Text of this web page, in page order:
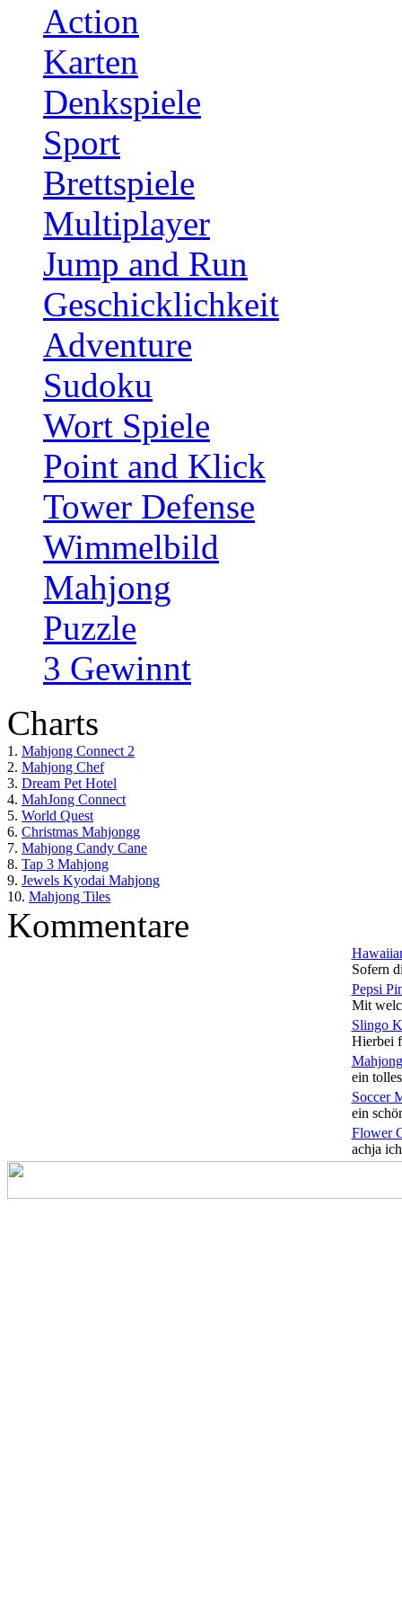
Action
Karten
Denkspiele
Sport
Brettspiele
Multiplayer
Jump and Run
Geschicklichkeit
Adventure
Sudoku
Wort Spiele
Point and Klick
Tower Defense
Wimmelbild
Mahjong
Puzzle
3 Gewinnt
Charts
1. Mahjong Connect 2
2. Mahjong Chef
3. Dream Pet Hotel
4. MahJong Connect
5. World Quest
6. Christmas Mahjongg
7. Mahjong Candy Cane
8. Tap 3 Mahjong
9. Jewels Kyodai Mahjong
10. Mahjong Tiles
Kommentare
Sofern
Pepsi
Mit
Slingo
Hierbei
ein
Soccer
ein
Flower
achja